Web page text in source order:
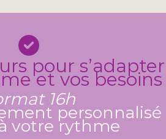
pour s’adapter
et vos besoins
16h
personnalisé
votre rythme